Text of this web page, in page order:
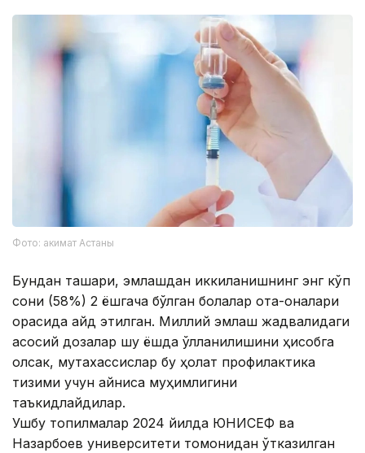
Фото: акимат Астаны
Бундан ташқари, эмлашдан иккиланишнинг энг кўп
сони (58%) 2 ёшгача бўлган болалар ота-оналари
орасида қайд этилган. Миллий эмлаш жадвалидаги
асосий дозалар шу ёшда қўлланилишини ҳисобга
олсак, мутахассислар бу ҳолат профилактика
тизими учун айниқса муҳимлигини
таъкидлайдилар.
Ушбу топилмалар 2024 йилда ЮНИCЕФ ва
Назарбоев университети томонидан ўтказилган